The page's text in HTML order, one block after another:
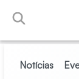
Pular para o
Notícias